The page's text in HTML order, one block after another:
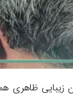
ظاهری